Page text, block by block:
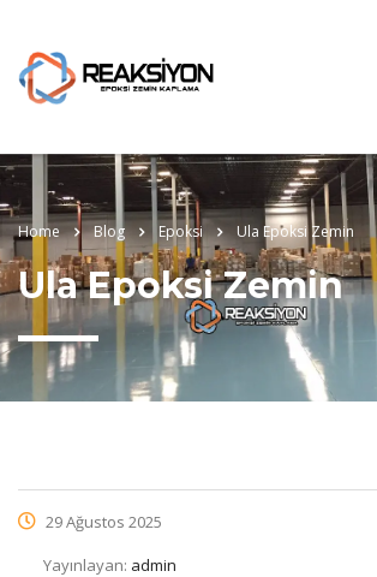
Home Blog Epoksi Ula Epoksi Zemin
Ula Epoksi Zemin
29 Ağustos 2025
Yayınlayan: admin